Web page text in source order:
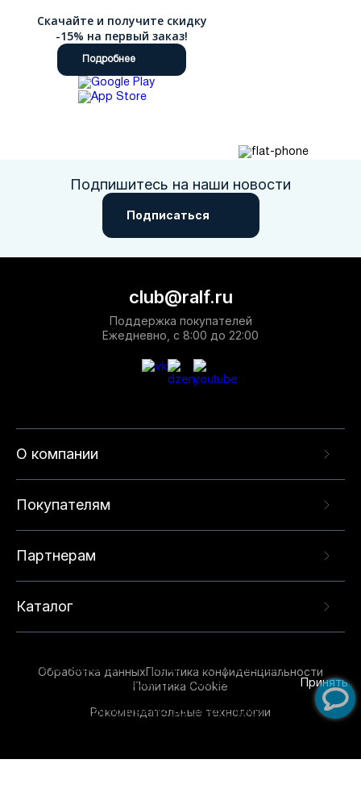
Скачайте и получите скидку
-15% на первый заказ!
Подробнее
Подпишитесь на наши новости
Подписаться
О компании
Покупателям
Партнерам
Каталог
club@ralf.ru
Поддержка покупателей
Ежедневно, с 8:00 до 22:00
Обработка данныхПолитика конфиденциальности
Политика Cookie
Рекомендательные технологии
опыта на нашем сайте. Продолжая использовать
данный сайт, вы соглашаетесь с использованием
технологий. Для получения дополнительной
Принять